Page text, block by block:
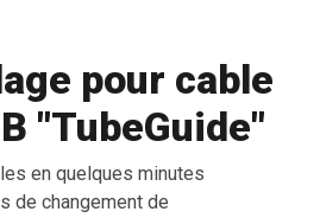
pour cable
"TubeGuide"
en quelques minutes
de changement de